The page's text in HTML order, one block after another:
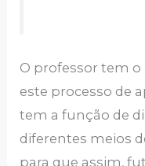
O professor tem
este processo de
tem a função de
diferentes meios
para que assim,